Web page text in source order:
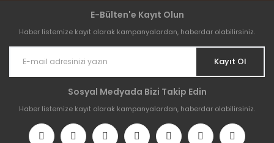
E-Bülten'e Kayıt Olun
Haber listemize kayıt olarak kampanyalardan, haberdar olabilirsiniz.
Kayıt Ol
Sosyal Medyada Bizi Takip Edin
Haber listemize kayıt olarak kampanyalardan, haberdar olabilirsiniz.